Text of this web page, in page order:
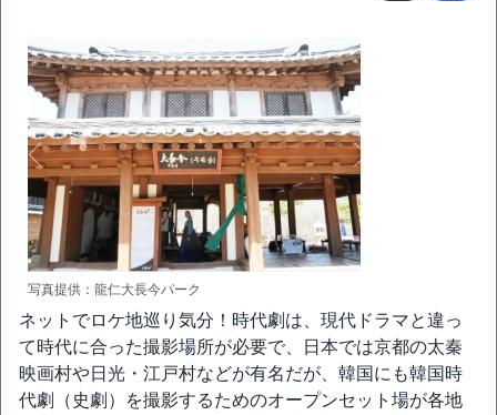
写真提供：龍仁大長今パーク
ネットでロケ地巡り気分！時代劇は、現代ドラマと違っ
て時代に合った撮影場所が必要で、日本では京都の太秦
映画村や日光・江戸村などが有名だが、韓国にも韓国時
代劇（史劇）を撮影するためのオープンセット場が各地